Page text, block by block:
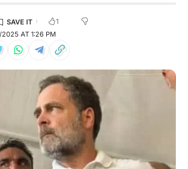
AT 1:26 PM
1